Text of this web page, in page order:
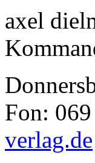
axel
Fon:
verlag.de